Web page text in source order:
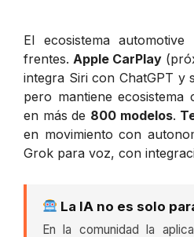
El ecosistema
frentes. Apple CarPlay
integra Siri con ChatGPT y
pero mantiene ecosistema
en más de 800 modelos.
en movimiento con
Grok para voz, con
La IA no es solo
En la comunidad la